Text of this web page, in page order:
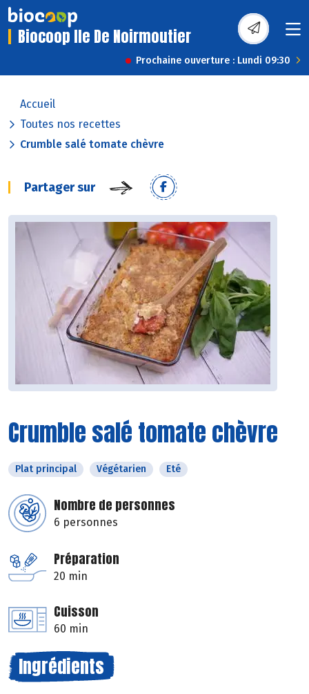
Biocoop Ile De Noirmoutier
Prochaine ouverture : Lundi 09:30
Accueil
Toutes nos recettes
Crumble salé tomate chèvre
Partager sur
Crumble salé tomate chèvre
Plat principal Végétarien Eté
Nombre de personnes
6 personnes
Préparation
20 min
Cuisson
60 min
Ingrédients